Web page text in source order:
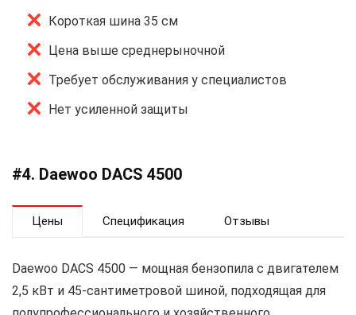
Короткая шина 35 см
Цена выше среднерыночной
Требует обслуживания у специалистов
Нет усиленной защиты
#4. Daewoo DACS 4500
Цены Спецификация Отзывы
Daewoo DACS 4500 — мощная бензопила с двигателем
2,5 кВт и 45-сантиметровой шиной, подходящая для